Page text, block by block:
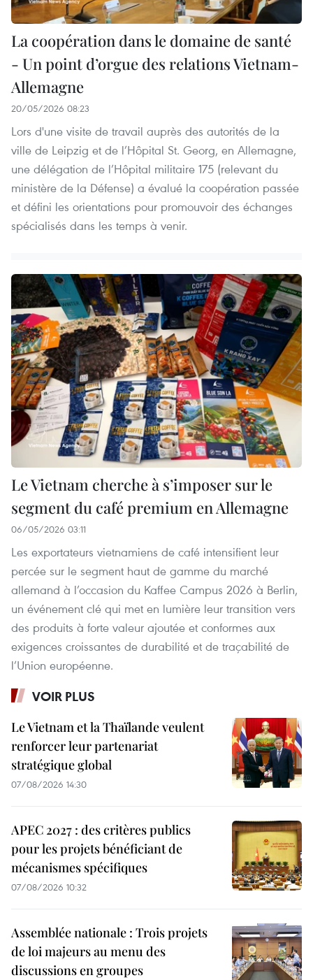
La coopération dans le domaine de santé
- Un point d’orgue des relations Vietnam-
Allemagne
20/05/2026 08:23
Lors d'une visite de travail auprès des autorités de la
ville de Leipzig et de l’Hôpital St. Georg, en Allemagne,
une délégation de l’Hôpital militaire 175 (relevant du
ministère de la Défense) a évalué la coopération passée
et défini les orientations pour promouvoir des échanges
spécialisés dans les temps à venir.
Le Vietnam cherche à s’imposer sur le
segment du café premium en Allemagne
06/05/2026 03:11
Les exportateurs vietnamiens de café intensifient leur
percée sur le segment haut de gamme du marché
allemand à l’occasion du Kaffee Campus 2026 à Berlin,
un événement clé qui met en lumière leur transition vers
des produits à forte valeur ajoutée et conformes aux
exigences croissantes de durabilité et de traçabilité de
l’Union européenne.
VOIR PLUS
Le Vietnam et la Thaïlande veulent
renforcer leur partenariat
stratégique global
07/08/2026 14:30
APEC 2027 : des critères publics
pour les projets bénéficiant de
mécanismes spécifiques
07/08/2026 10:32
Assemblée nationale : Trois projets
de loi majeurs au menu des
discussions en groupes